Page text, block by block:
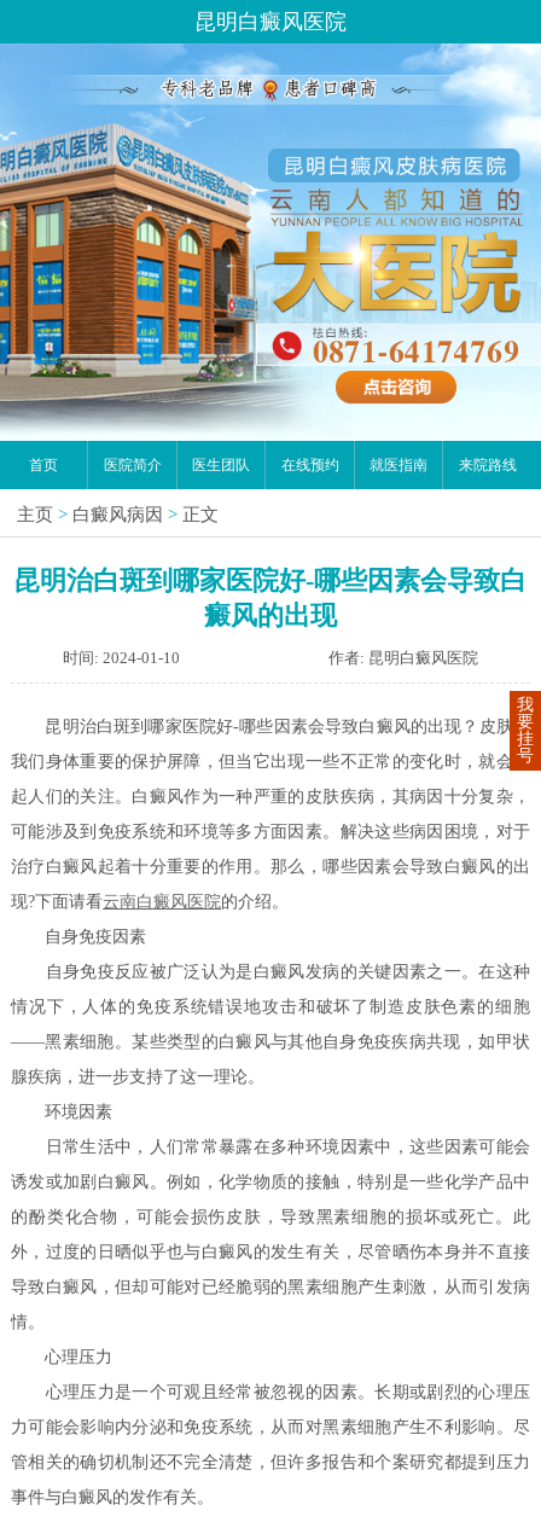
昆明白癜风医院
首页 医院简介 医生团队 在线预约 就医指南 来院路线
主页 > 白癜风病因 > 正文
昆明治白斑到哪家医院好-哪些因素会导致白
癜风的出现
时间: 2024-01-10 作者: 昆明白癜风医院
昆明治白斑到哪家医院好-哪些因素会导致白癜风的出现？皮肤是
我们身体重要的保护屏障，但当它出现一些不正常的变化时，就会引
起人们的关注。白癜风作为一种严重的皮肤疾病，其病因十分复杂，
可能涉及到免疫系统和环境等多方面因素。解决这些病因困境，对于
治疗白癜风起着十分重要的作用。那么，哪些因素会导致白癜风的出
现?下面请看云南白癜风医院的介绍。
自身免疫因素
自身免疫反应被广泛认为是白癜风发病的关键因素之一。在这种
情况下，人体的免疫系统错误地攻击和破坏了制造皮肤色素的细胞
——黑素细胞。某些类型的白癜风与其他自身免疫疾病共现，如甲状
腺疾病，进一步支持了这一理论。
环境因素
日常生活中，人们常常暴露在多种环境因素中，这些因素可能会
诱发或加剧白癜风。例如，化学物质的接触，特别是一些化学产品中
的酚类化合物，可能会损伤皮肤，导致黑素细胞的损坏或死亡。此
外，过度的日晒似乎也与白癜风的发生有关，尽管晒伤本身并不直接
导致白癜风，但却可能对已经脆弱的黑素细胞产生刺激，从而引发病
情。
心理压力
心理压力是一个可观且经常被忽视的因素。长期或剧烈的心理压
力可能会影响内分泌和免疫系统，从而对黑素细胞产生不利影响。尽
管相关的确切机制还不完全清楚，但许多报告和个案研究都提到压力
事件与白癜风的发作有关。
我
要
挂
号